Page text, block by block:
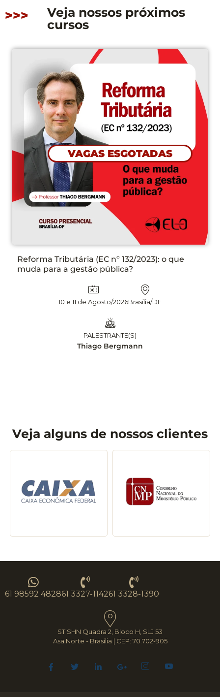
>>>
Veja nossos próximos
cursos
nº 132/2023): o que
PLANEJAMENTO
EDIÇÃO
Veja alguns de nossos clientes
61 98592 482861 3327-114261 3328-1390
ST SHN Quadra 2, Bloco H, SLJ 53
Asa Norte - Brasília | CEP: 70.702-905